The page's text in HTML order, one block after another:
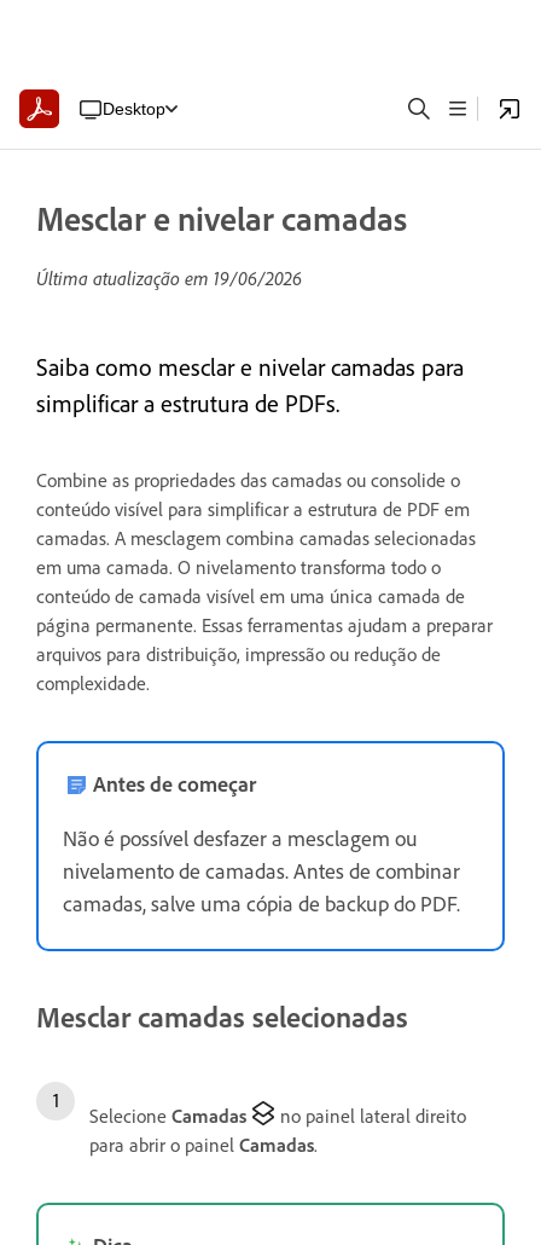
Desktop
Mesclar e nivelar camadas
Última atualização em 19/06/2026
Saiba como mesclar e nivelar camadas para
simplificar a estrutura de PDFs.
Combine as propriedades das camadas ou consolide o
conteúdo visível para simplificar a estrutura de PDF em
camadas. A mesclagem combina camadas selecionadas
em uma camada. O nivelamento transforma todo o
conteúdo de camada visível em uma única camada de
página permanente. Essas ferramentas ajudam a preparar
arquivos para distribuição, impressão ou redução de
complexidade.
Antes de começar
Não é possível desfazer a mesclagem ou
nivelamento de camadas. Antes de combinar
camadas, salve uma cópia de backup do PDF.
Mesclar camadas selecionadas
Selecione Camadas
no painel lateral direito
para abrir o painel Camadas.